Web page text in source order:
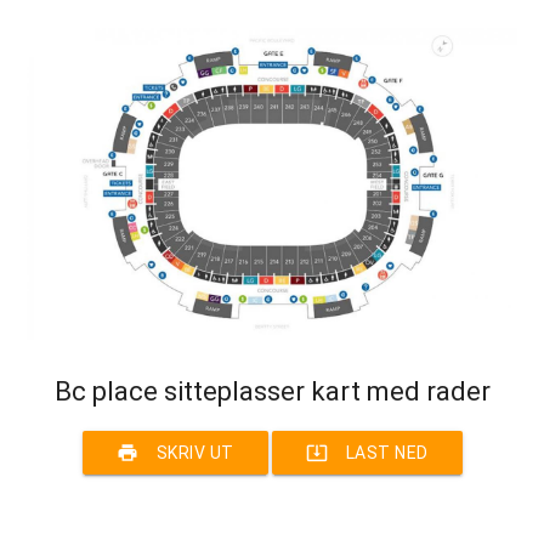
Bc place sitteplasser kart med rader
print SKRIV UT system_update_alt LAST NED